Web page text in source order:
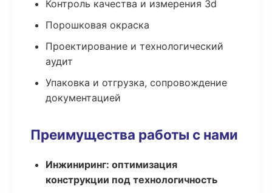
Контроль качества и измерения 3d
Порошковая окраска
Проектирование и технологический
аудит
Упаковка и отгрузка, сопровождение
документацией
Преимущества работы с нами
Инжиниринг: оптимизация
конструкции под технологичность